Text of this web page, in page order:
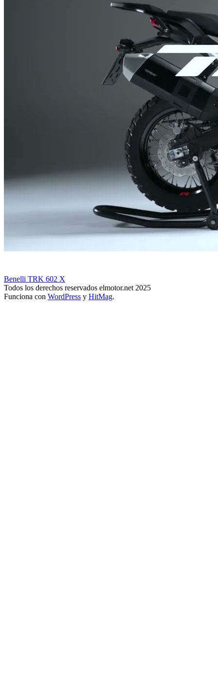
Benelli TRK 602 X
Todos los derechos reservados elmotor.net 2025
Funciona con WordPress y HitMag.